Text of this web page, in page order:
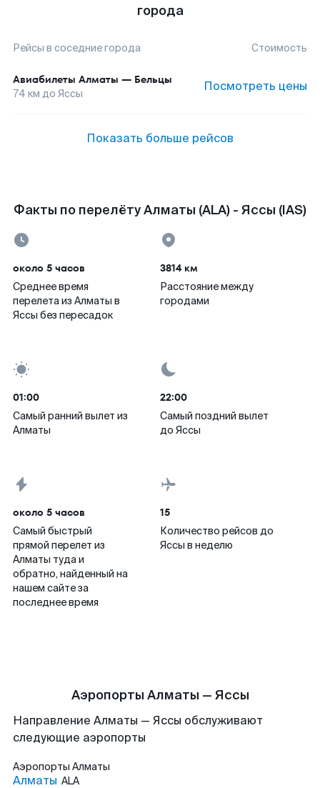
города
Рейсы в соседние города Стоимость
Авиабилеты Алматы — Бельцы
74 км до Яссы Посмотреть цены
Показать больше рейсов
Факты по перелёту Алматы (ALA) - Яссы (IAS)
около 5 часов
Среднее время
перелета из Алматы в
Яссы без пересадок
3814 км
Расстояние между
городами
01:00
Самый ранний вылет из
Алматы
22:00
Самый поздний вылет
до Яссы
около 5 часов
Самый быстрый
прямой перелет из
Алматы туда и
обратно, найденный на
нашем сайте за
последнее время
15
Количество рейсов до
Яссы в неделю
Аэропорты Алматы — Яссы
Направление Алматы — Яссы обслуживают
следующие аэропорты
Аэропорты Алматы
Алматы ALA